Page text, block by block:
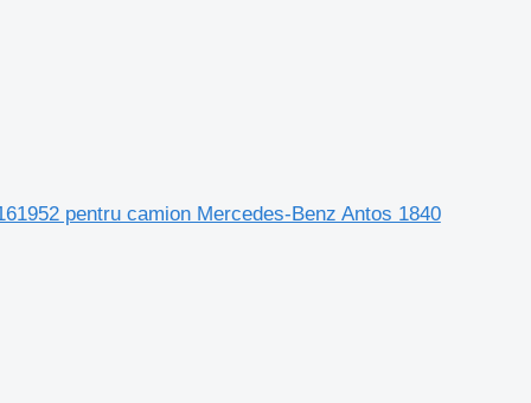
pentru camion Mercedes-Benz Antos 1840